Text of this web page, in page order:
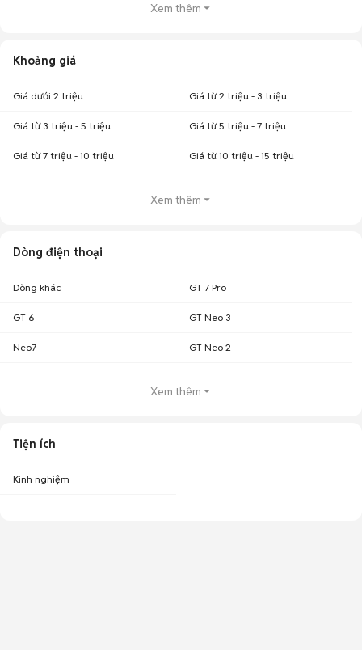
Xem thêm
Khoảng giá
Giá dưới 2 triệu Giá từ 2 triệu - 3 triệu
Giá từ 3 triệu - 5 triệu Giá từ 5 triệu - 7 triệu
Giá từ 7 triệu - 10 triệu Giá từ 10 triệu - 15 triệu
Xem thêm
Dòng điện thoại
Dòng khác GT 7 Pro
GT 6 GT Neo 3
Neo7 GT Neo 2
Xem thêm
Tiện ích
Kinh nghiệm